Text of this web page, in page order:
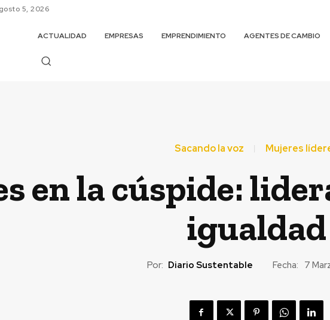
5, 2026
ACTUALIDAD EMPRESAS EMPRENDIMIENTO AGENTES DE CAMBIO
Sacando la voz Mujeres
en la cúspide:
igualdad
Por: Diario Sustentable Fecha: 7